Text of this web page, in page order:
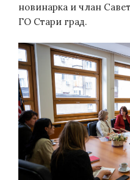
новинарка и члан
ГО Стари град.